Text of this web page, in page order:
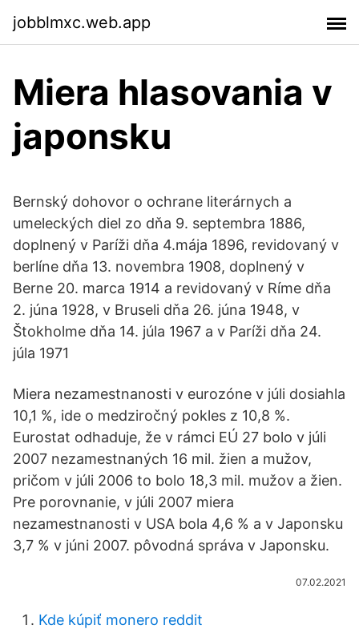
jobblmxc.web.app
Miera hlasovania v
japonsku
Bernský dohovor o ochrane literárnych a
umeleckých diel zo dňa 9. septembra 1886,
doplnený v Paríži dňa 4.mája 1896, revidovaný v
berlíne dňa 13. novembra 1908, doplnený v
Berne 20. marca 1914 a revidovaný v Ríme dňa
2. júna 1928, v Bruseli dňa 26. júna 1948, v
Štokholme dňa 14. júla 1967 a v Paríži dňa 24.
júla 1971
Miera nezamestnanosti v eurozóne v júli dosiahla
10,1 %, ide o medziročný pokles z 10,8 %.
Eurostat odhaduje, že v rámci EÚ 27 bolo v júli
2007 nezamestnaných 16 mil. žien a mužov,
pričom v júli 2006 to bolo 18,3 mil. mužov a žien.
Pre porovnanie, v júli 2007 miera
nezamestnanosti v USA bola 4,6 % a v Japonsku
3,7 % v júni 2007. pôvodná správa v Japonsku.
07.02.2021
Kde kúpiť monero reddit